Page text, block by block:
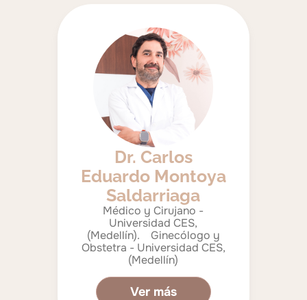
Dr. Carlos
Eduardo Montoya
Saldarriaga
Médico y Cirujano -
Universidad CES,
(Medellín). Ginecólogo y
Obstetra - Universidad CES,
(Medellín)
Ver más